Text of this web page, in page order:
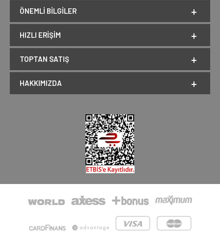
ÖNEMLI BILGILER
HIZLI ERIŞIM
TOPTAN SATIŞ
HAKKIMIZDA